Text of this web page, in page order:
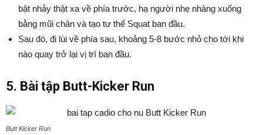
bật nhảy thật xa về phía trước, hạ người nhẹ nhàng xuống
bằng mũi chân và tạo tư thế Squat ban đầu.
Sau đó, đi lùi về phía sau, khoảng 5-8 bước nhỏ cho tới khi
nào quay trở lại vị trí ban đầu.
5. Bài tập Butt-Kicker Run
Butt Kicker Run